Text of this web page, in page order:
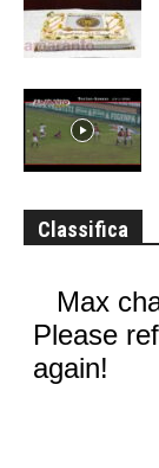
Classifica